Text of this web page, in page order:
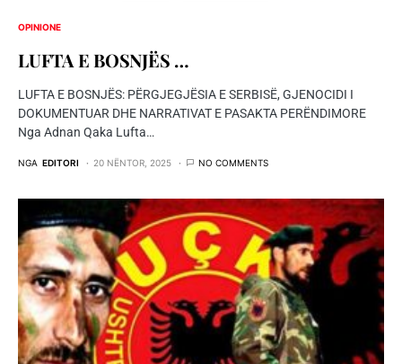
OPINIONE
LUFTA E BOSNJËS …
LUFTA E BOSNJËS: PËRGJEGJËSIA E SERBISË, GJENOCIDI I
DOKUMENTUAR DHE NARRATIVAT E PASAKTA PERËNDIMORE
Nga Adnan Qaka Lufta…
NGA EDITORI 20 NËNTOR, 2025 NO COMMENTS